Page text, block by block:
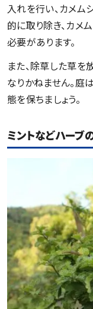
入れを行い、カメム
的に取り除き、カメ
必要があります。
また、除草した草を
なりかねません。庭
態を保ちましょう。
ミントなどハーブ